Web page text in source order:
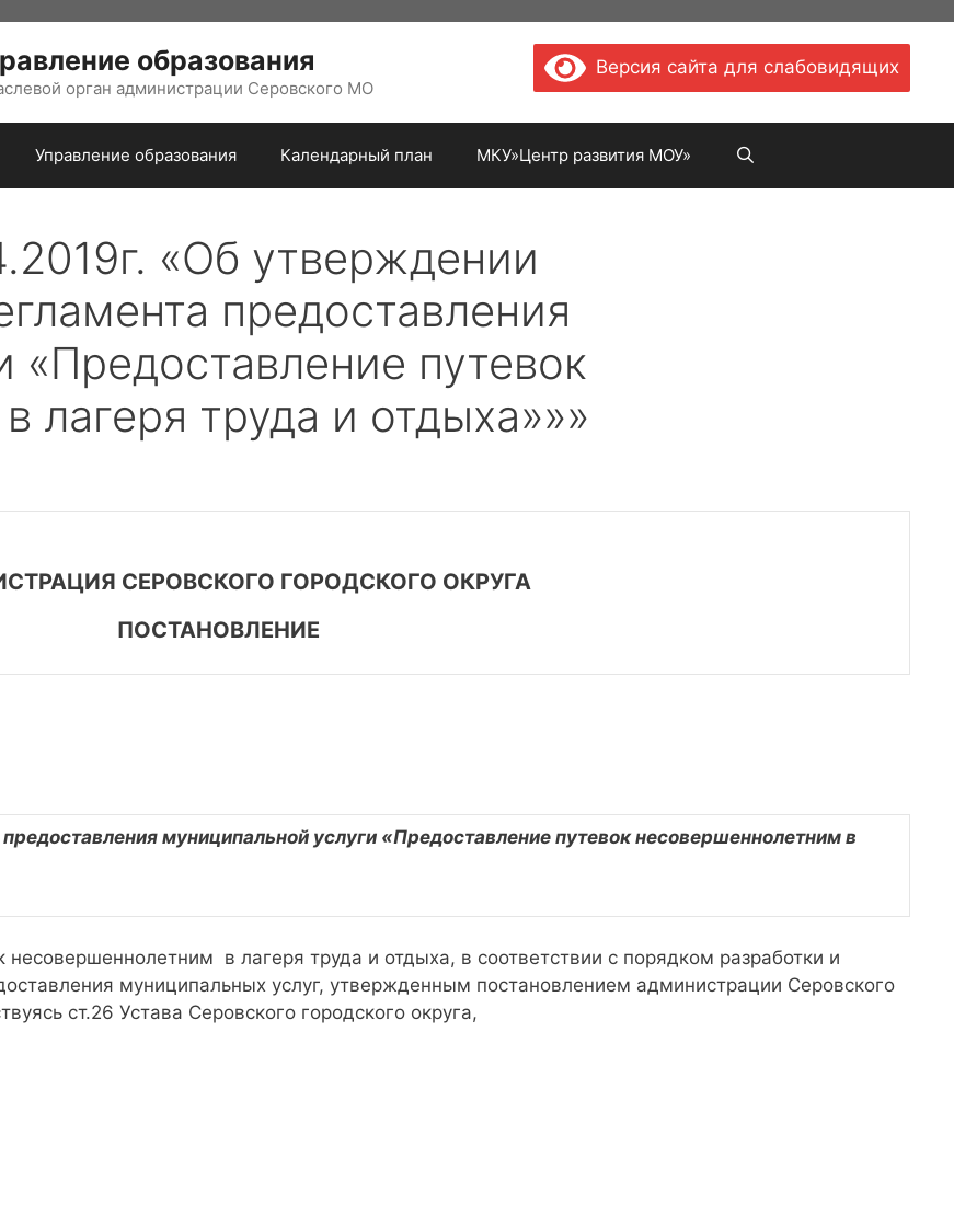
Версия сайта для слабовидящих
образования
орган администрации Серовского МО
Управление образования Календарный план МКУ»Центр развития МОУ»
«Об утверждении
предоставления
«Предоставление путевок
лагеря труда и отдыха»»»
СЕРОВСКОГО ГОРОДСКОГО ОКРУГА
ПОСТАНОВЛЕНИЕ
муниципальной услуги «Предоставление путевок несовершеннолетним в
в лагеря труда и отдыха, в соответствии с порядком разработки и
муниципальных услуг, утвержденным постановлением администрации Серовского
ст.26 Устава Серовского городского округа,